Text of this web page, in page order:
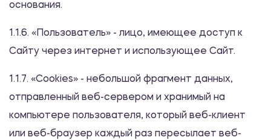
основания.
1.1.6. «Пользователь» - лицо, имеющее доступ к
Сайту через интернет и использующее Сайт.
1.1.7. «Cookies» - небольшой фрагмент данных,
отправленный веб-сервером и хранимый на
компьютере пользователя, который веб-клиент
или веб-браузер каждый раз пересылает веб-